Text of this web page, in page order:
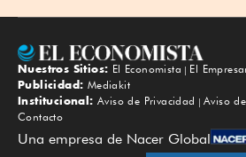
Nuestros Sitios: El Economista El
Publicidad: Mediakit
Institucional: Aviso de Privacidad
Aviso
Contacto
Una empresa de Nacer Global